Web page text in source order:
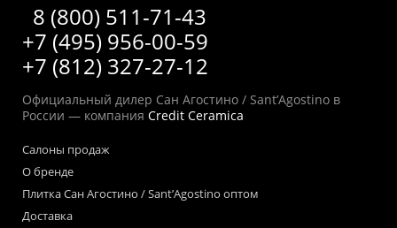
8 (800) 511-71-43
+7 (495) 956-00-59
+7 (812) 327-27-12
Официальный дилер Сан Агостино / Sant’Agostino в
России — компания Credit Ceramica
Салоны продаж
О бренде
Плитка Сан Агостино / Sant’Agostino оптом
Доставка